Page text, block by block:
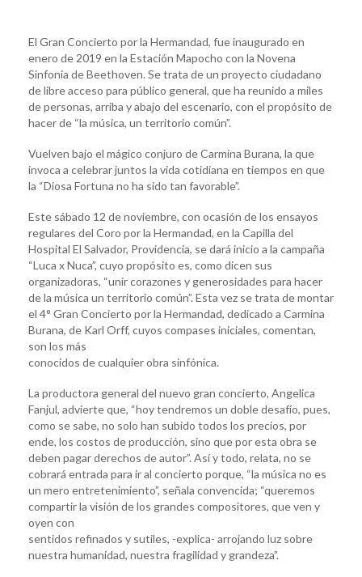
El Gran Concierto por la Hermandad, fue inaugurado en
enero de 2019 en la Estación Mapocho con la Novena
Sinfonía de Beethoven. Se trata de un proyecto ciudadano
de libre acceso para público general, que ha reunido a miles
de personas, arriba y abajo del escenario, con el propósito de
hacer de “la música, un territorio común”.
Vuelven bajo el mágico conjuro de Carmina Burana, la que
invoca a celebrar juntos la vida cotidiana en tiempos en que
la “Diosa Fortuna no ha sido tan favorable”.
Este sábado 12 de noviembre, con ocasión de los ensayos
regulares del Coro por la Hermandad, en la Capilla del
Hospital El Salvador, Providencia, se dará inicio a la campaña
“Luca x Nuca”, cuyo propósito es, como dicen sus
organizadoras, “unir corazones y generosidades para hacer
de la música un territorio común”. Esta vez se trata de montar
el 4° Gran Concierto por la Hermandad, dedicado a Carmina
Burana, de Karl Orff, cuyos compases iniciales, comentan,
son los más
conocidos de cualquier obra sinfónica.
La productora general del nuevo gran concierto, Angelica
Fanjul, advierte que, “hoy tendremos un doble desafío, pues,
como se sabe, no solo han subido todos los precios, por
ende, los costos de producción, sino que por esta obra se
deben pagar derechos de autor”. Así y todo, relata, no se
cobrará entrada para ir al concierto porque, “la música no es
un mero entretenimiento”, señala convencida; “queremos
compartir la visión de los grandes compositores, que ven y
oyen con
sentidos refinados y sutiles, -explica- arrojando luz sobre
nuestra humanidad, nuestra fragilidad y grandeza”.